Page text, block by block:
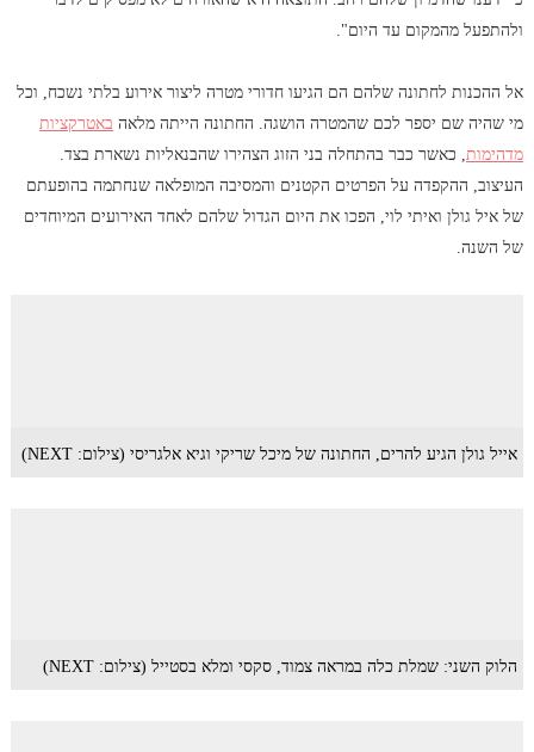
ולהתפעל מהמקום עד היום".
אל ההכנות לחתונה שלהם הם הגיעו חדורי מטרה ליצור אירוע בלתי נשכח, וכל
מי שהיה שם יספר לכם שהמטרה הושגה. החתונה הייתה מלאה באטרקציות
מדהימות, כאשר כבר בהתחלה בני הזוג הצהירו שהבנאליות נשארת בצד.
העיצוב, ההקפדה על הפרטים הקטנים והמסיבה המופלאה שנחתמה בהופעתם
של איל גולן ואיתי לוי, הפכו את היום הגדול שלהם לאחד האירועים המיוחדים
של השנה.
אייל גולן הגיע להרים, החתונה של מיכל שריקי וגיא אלגריסי (צילום: NEXT)
הלוק השני: שמלת כלה במראה צמוד, סקסי ומלא בסטייל (צילום: NEXT)